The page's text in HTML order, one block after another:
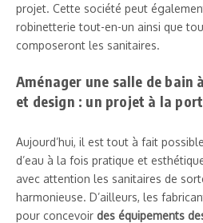
projet. Cette société peut
robinetterie tout-en-un ainsi que
composeront les sanitaires.
Aménager une salle de
et design : un projet à la
Aujourd’hui, il est tout à fait
d’eau à la fois pratique et
avec attention les sanitaires de
harmonieuse. D’ailleurs, les
pour concevoir des équipements